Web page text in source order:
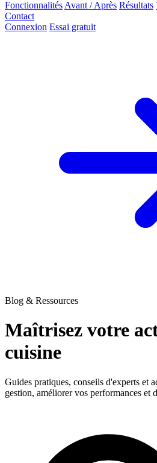
Fonctionnalités Avant / Après Résultats
Contact
Connexion Essai gratuit
Blog & Ressources
Maîtrisez votre
cuisine
Guides pratiques, conseils d'experts et
gestion, améliorer vos performances et